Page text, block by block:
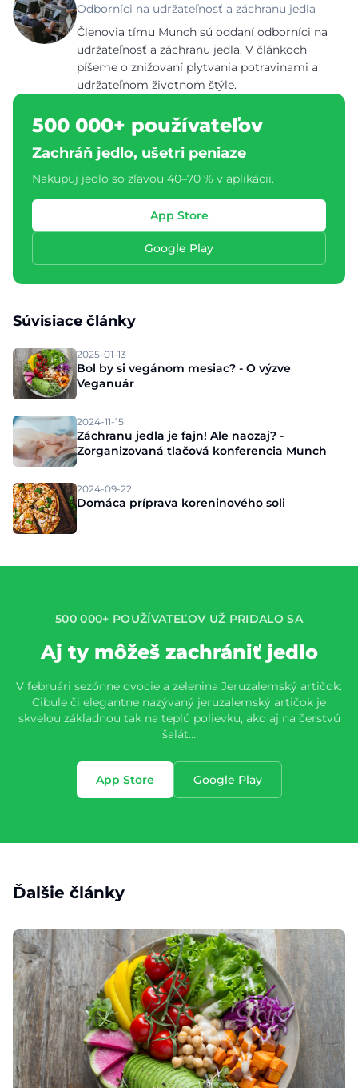
Odborníci na udržateľnosť a záchranu jedla
Členovia tímu Munch sú oddaní odborníci na
udržateľnosť a záchranu jedla. V článkoch
píšeme o znižovaní plytvania potravinami a
udržateľnom životnom štýle.
500 000+ používateľov
Zachráň jedlo, ušetri peniaze
Nakupuj jedlo so zľavou 40–70 % v aplikácii.
App Store
Google Play
Súvisiace články
2025-01-13
Bol by si vegánom mesiac? - O výzve
Veganuár
2024-11-15
Záchranu jedla je fajn! Ale naozaj? -
Zorganizovaná tlačová konferencia Munch
2024-09-22
Domáca príprava koreninového soli
500 000+ POUŽÍVATEĽOV UŽ PRIDALO SA
Aj ty môžeš zachrániť jedlo
V februári sezónne ovocie a zelenina Jeruzalemský artičok:
Cibule či elegantne nazývaný jeruzalemský artičok je
skvelou základnou tak na teplú polievku, ako aj na čerstvú
šalát…
App Store Google Play
Ďalšie články